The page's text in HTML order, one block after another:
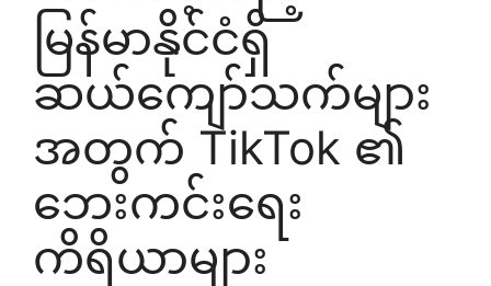
မြန်မာနိုင်ငံရှိ
ဆယ်ကျော်သက်များ
အတွက် TikTok ၏
ဘေးကင်းရေး
ကိရိယာများ